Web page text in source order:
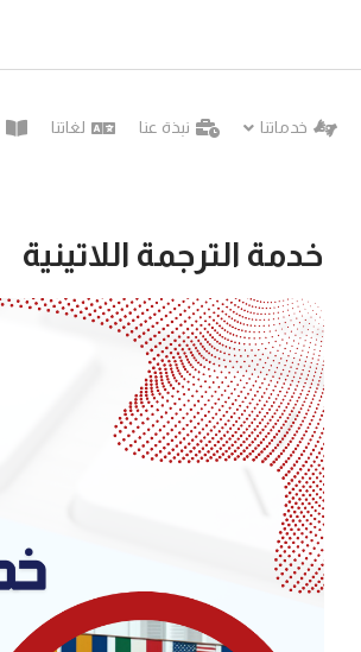
خدماتنا نبذة عنا لغاتنا
خدمة الترجمة اللاتينية